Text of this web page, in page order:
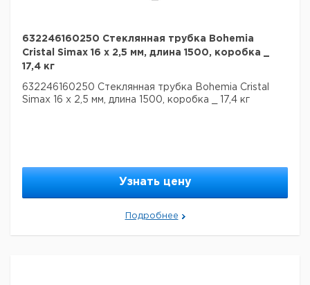
632246160250 Стеклянная трубка Bohemia
Cristal Simax 16 х 2,5 мм, длина 1500, коробка _
17,4 кг
632246160250 Стеклянная трубка Bohemia Cristal
Simax 16 х 2,5 мм, длина 1500, коробка _ 17,4 кг
Узнать цену
Подробнее